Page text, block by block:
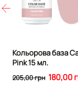
Кольорова база
Pink 15 мл.
180,00
205,00 грн